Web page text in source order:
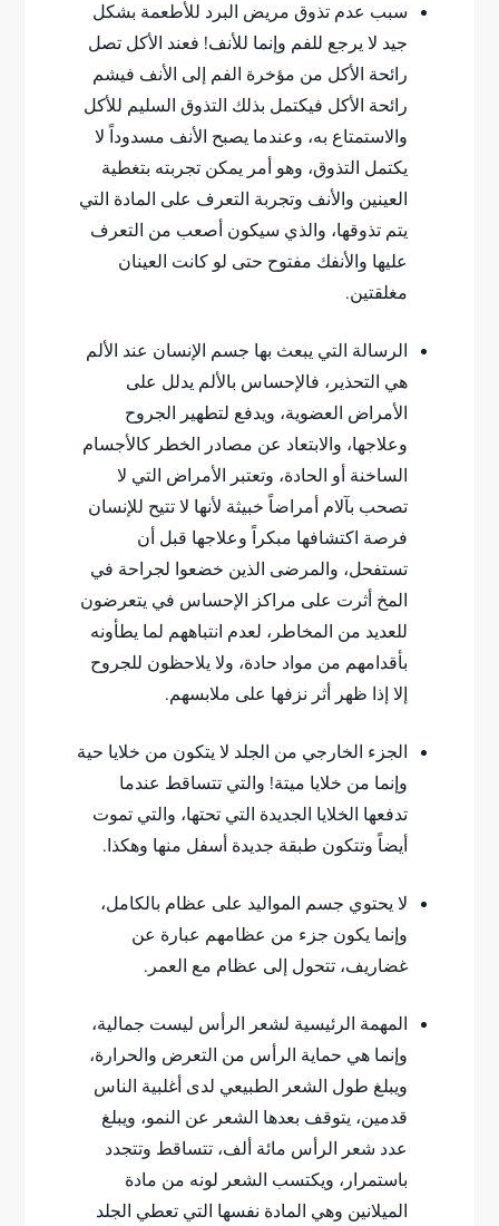
سبب عدم تذوق مريض البرد للأطعمة بشكل
جيد لا يرجع للفم وإنما للأنف! فعند الأكل تصل
رائحة الأكل من مؤخرة الفم إلى الأنف فيشم
رائحة الأكل فيكتمل بذلك التذوق السليم للأكل
والاستمتاع به، وعندما يصبح الأنف مسدوداً لا
يكتمل التذوق، وهو أمر يمكن تجربته بتغطية
العينين والأنف وتجربة التعرف على المادة التي
يتم تذوقها، والذي سيكون أصعب من التعرف
عليها والأنفك مفتوح حتى لو كانت العينان
مغلقتين.
الرسالة التي يبعث بها جسم الإنسان عند الألم
هي التحذير، فالإحساس بالألم يدلل على
الأمراض العضوية، ويدفع لتطهير الجروح
وعلاجها، والابتعاد عن مصادر الخطر كالأجسام
الساخنة أو الحادة، وتعتبر الأمراض التي لا
تصحب بآلام أمراضاً خبيثة لأنها لا تتيح للإنسان
فرصة اكتشافها مبكراً وعلاجها قبل أن
تستفحل، والمرضى الذين خضعوا لجراحة في
المخ أثرت على مراكز الإحساس في يتعرضون
للعديد من المخاطر، لعدم انتباههم لما يطأونه
بأقدامهم من مواد حادة، ولا يلاحظون للجروح
إلا إذا ظهر أثر نزفها على ملابسهم.
الجزء الخارجي من الجلد لا يتكون من خلايا حية
وإنما من خلايا ميتة! والتي تتساقط عندما
تدفعها الخلايا الجديدة التي تحتها، والتي تموت
أيضاً وتتكون طبقة جديدة أسفل منها وهكذا.
لا يحتوي جسم المواليد على عظام بالكامل،
وإنما يكون جزء من عظامهم عبارة عن
غضاريف، تتحول إلى عظام مع العمر.
المهمة الرئيسية لشعر الرأس ليست جمالية،
وإنما هي حماية الرأس من التعرض والحرارة،
ويبلغ طول الشعر الطبيعي لدى أغلبية الناس
قدمين، يتوقف بعدها الشعر عن النمو، ويبلغ
عدد شعر الرأس مائة ألف، تتساقط وتتجدد
باستمرار، ويكتسب الشعر لونه من مادة
الميلانين وهي المادة نفسها التي تعطي الجلد